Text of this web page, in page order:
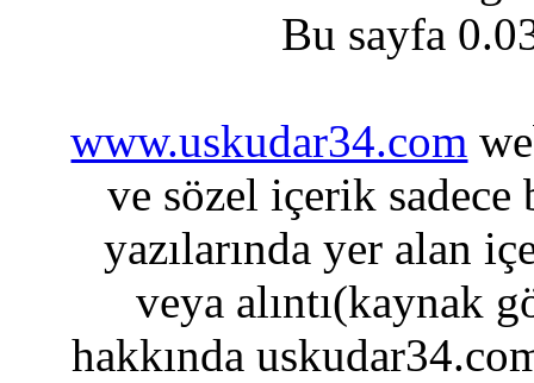
Bu sayfa
www.uskudar34.com
ve sözel içerik sadece
yazılarında yer alan
veya alıntı(kaynak
hakkında